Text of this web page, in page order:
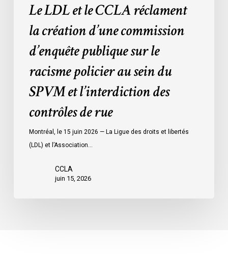
racisme
SPVM
contrôles
Le LDL et le CCLA réclament
la création d’une commission
d’enquête publique sur le
racisme policier au sein du
SPVM et l’interdiction des
contrôles de rue
Montréal, le 15 juin 2026 — La Ligue des droits et libertés
(LDL) et l’Association…
CCLA
juin 15, 2026